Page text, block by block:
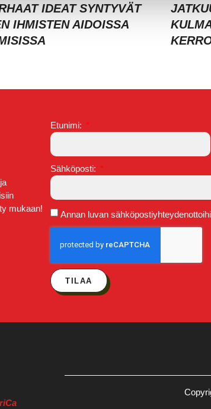
IDEAT SYNTYVÄT
IHMISTEN AIDOISSA
mukaan!
Etunimi:
Sähköposti:
Annan luvan
TILAA